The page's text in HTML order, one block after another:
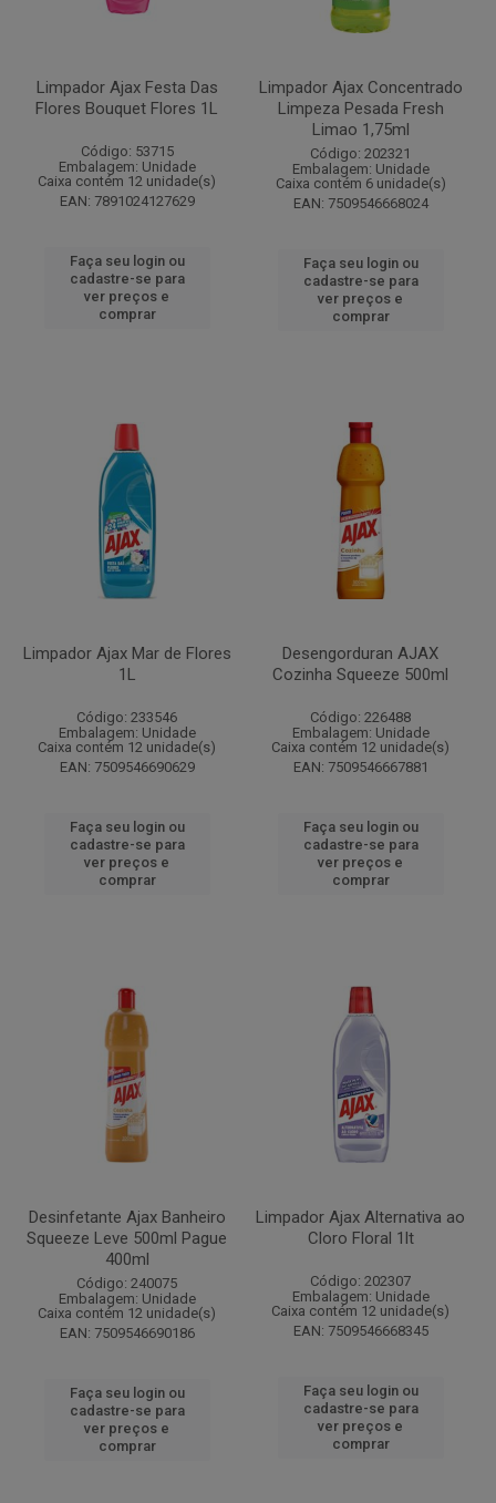
Limpador Ajax Festa Das
Flores Bouquet Flores 1L
Código: 53715
Embalagem: Unidade
Caixa contém 12 unidade(s)
EAN: 7891024127629
Faça seu login ou
cadastre-se para
ver preços e
comprar
Limpador Ajax Concentrado
Limpeza Pesada Fresh
Limao 1,75ml
Código: 202321
Embalagem: Unidade
Caixa contém 6 unidade(s)
EAN: 7509546668024
Faça seu login ou
cadastre-se para
ver preços e
comprar
Limpador Ajax Mar de Flores
1L
Código: 233546
Embalagem: Unidade
Caixa contém 12 unidade(s)
EAN: 7509546690629
Faça seu login ou
cadastre-se para
ver preços e
comprar
Desengorduran AJAX
Cozinha Squeeze 500ml
Código: 226488
Embalagem: Unidade
Caixa contém 12 unidade(s)
EAN: 7509546667881
Faça seu login ou
cadastre-se para
ver preços e
comprar
Desinfetante Ajax Banheiro
Squeeze Leve 500ml Pague
400ml
Código: 240075
Embalagem: Unidade
Caixa contém 12 unidade(s)
EAN: 7509546690186
Faça seu login ou
cadastre-se para
ver preços e
comprar
Limpador Ajax Alternativa ao
Cloro Floral 1lt
Código: 202307
Embalagem: Unidade
Caixa contém 12 unidade(s)
EAN: 7509546668345
Faça seu login ou
cadastre-se para
ver preços e
comprar